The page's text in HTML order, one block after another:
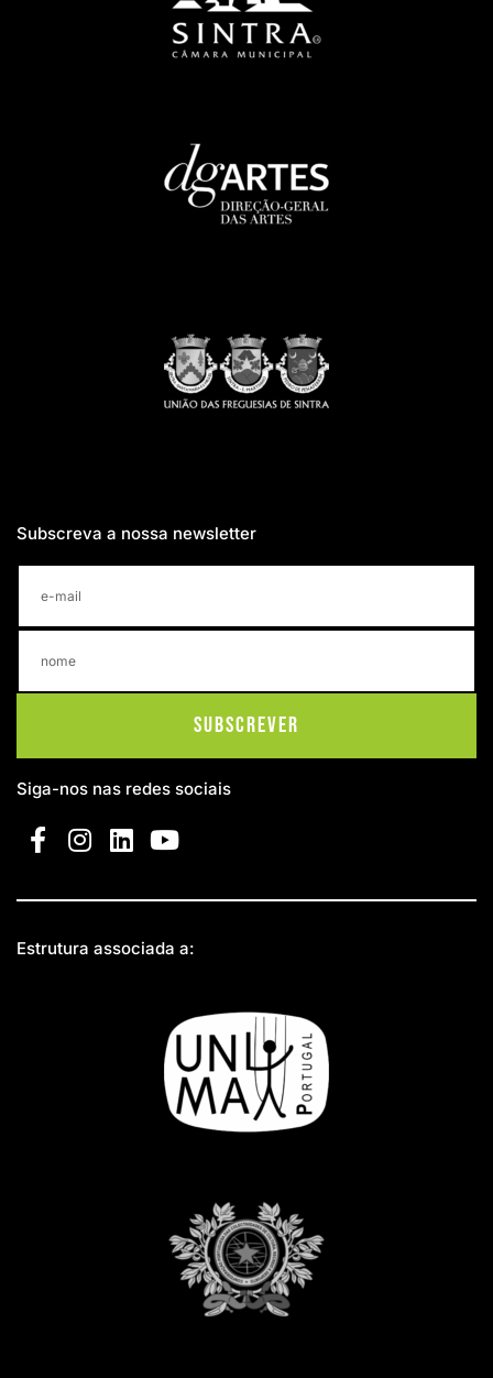
Subscreva a nossa newsletter
Subscrever
Siga-nos nas redes sociais
Estrutura associada a: